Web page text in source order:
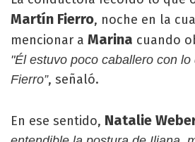
Martín Fierro, noche en la
mencionar a Marina cuando
"Él estuvo poco caballero con
Fierro”, señaló.
En ese sentido, Natalie